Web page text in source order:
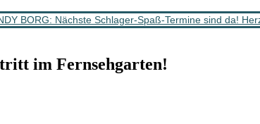
BORG: Nächste Schlager-Spaß-Termine sind da!
im Fernsehgarten!